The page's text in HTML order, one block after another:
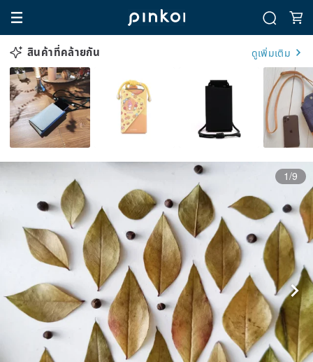
สินค้าที่คล้ายกัน ดูเพิ่มเติม
1/9